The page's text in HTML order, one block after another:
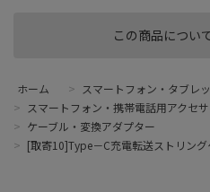
この商品につい
ホーム > スマートフォン・タブレ
> スマートフォン・携帯電話用アクセ
> ケーブル・変換アダプター
> [取寄10]Type－C充電転送ストリン